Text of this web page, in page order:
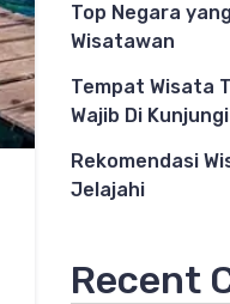
Top Negara
Wisatawan
Tempat Wisata
Wajib Di Kunjungi
Rekomendasi
Jelajahi
Recent